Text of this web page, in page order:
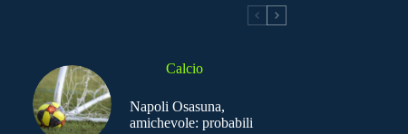
Calcio
Napoli Osasuna,
amichevole: probabili